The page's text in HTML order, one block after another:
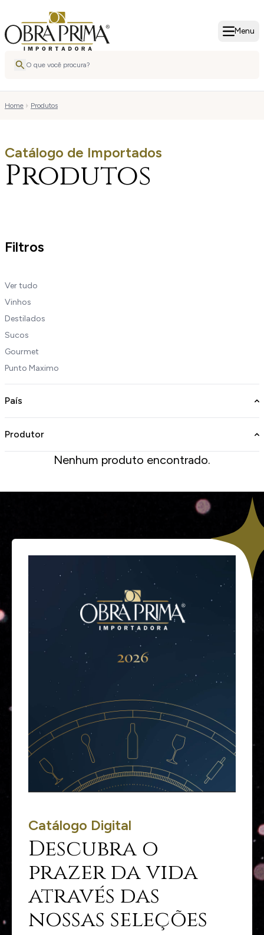
Menu
Home Produtos
Catálogo de Importados
Produtos
Filtros
Ver tudo
Vinhos
Destilados
Sucos
Gourmet
Punto Maximo
País
Produtor
Nenhum produto encontrado.
Catálogo Digital
Descubra o
prazer da vida
através das
nossas seleções